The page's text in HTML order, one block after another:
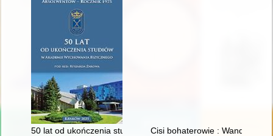
50 lat od ukończenia studiów w Akademii Wychowania
Cisi bohaterowie : Wanda i